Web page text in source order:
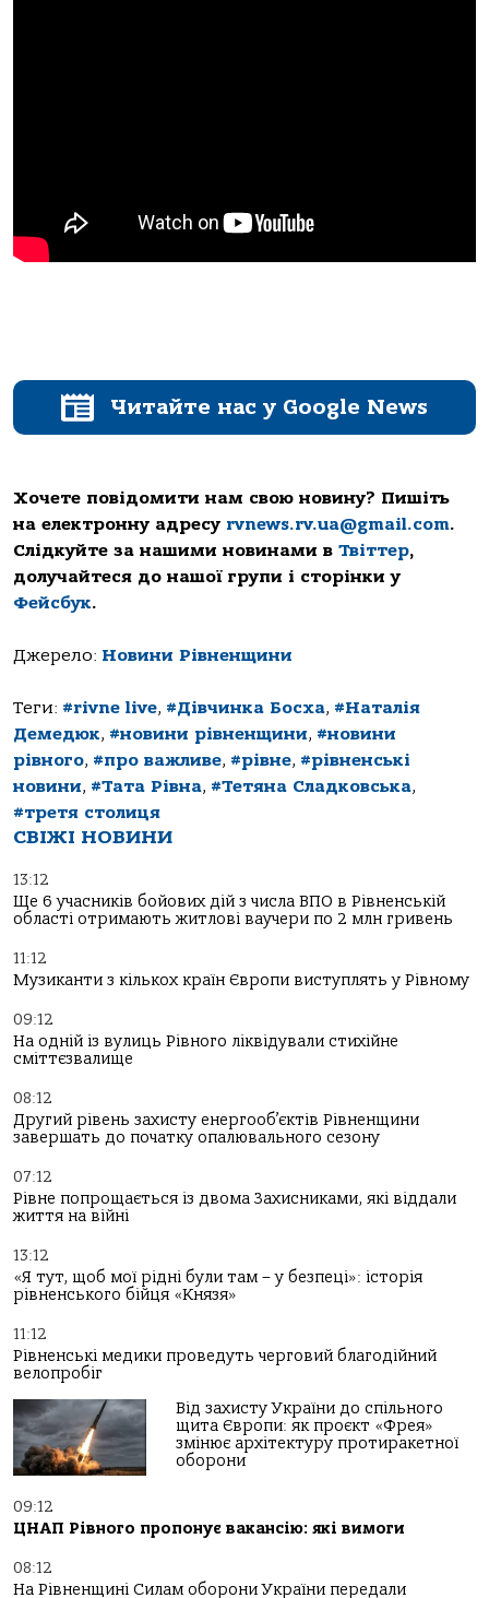
Читайте нас у Google News
Хочете повідомити нам свою новину? Пишіть
на електронну адресу rvnews.rv.ua@gmail.com.
Слідкуйте за нашими новинами в Твіттер,
долучайтеся до нашої групи і сторінки у
Фейсбук.
Джерело: Новини Рівненщини
Теги: #rivne live, #Дівчинка Босха, #Наталія
Демедюк, #новини рівненщини, #новини
рівного, #про важливе, #рівне, #рівненські
новини, #Тата Рівна, #Тетяна Сладковська,
#третя столиця
СВІЖІ НОВИНИ
13:12
Ще 6 учасників бойових дій з числа ВПО в Рівненській
області отримають житлові ваучери по 2 млн гривень
11:12
Музиканти з кількох країн Європи виступлять у Рівному
09:12
На одній із вулиць Рівного ліквідували стихійне
сміттєзвалище
08:12
Другий рівень захисту енергооб’єктів Рівненщини
завершать до початку опалювального сезону
07:12
Рівне попрощається із двома Захисниками, які віддали
життя на війні
13:12
«Я тут, щоб мої рідні були там – у безпеці»: історія
рівненського бійця «Князя»
11:12
Рівненські медики проведуть черговий благодійний
велопробіг
Від захисту України до спільного
щита Європи: як проєкт «Фрея»
змінює архітектуру протиракетної
оборони
09:12
ЦНАП Рівного пропонує вакансію: які вимоги
08:12
На Рівненщині Силам оборони України передали